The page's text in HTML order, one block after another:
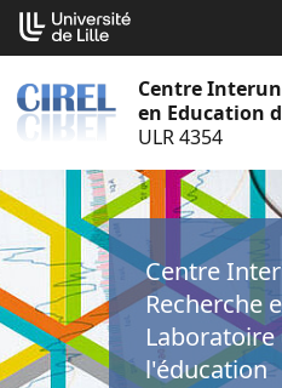
Aller
au
Centre
en Education
ULR 4354
Centre
Recherche
Laboratoire
l'éducation
Cookies management panel